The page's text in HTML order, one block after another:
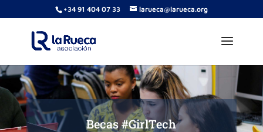
+34 91 404 07 33 larueca@larueca.org
Becas #GirlTech